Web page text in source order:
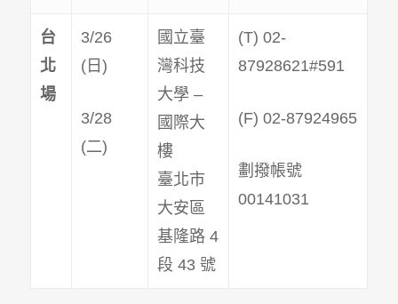
台
北
場
3/26
(日)
3/28
(二)
國立臺
灣科技
大學 –
國際大
樓
臺北市
大安區
基隆路 4
段 43 號
(T) 02-
87928621#591
(F) 02-87924965
劃撥帳號
00141031